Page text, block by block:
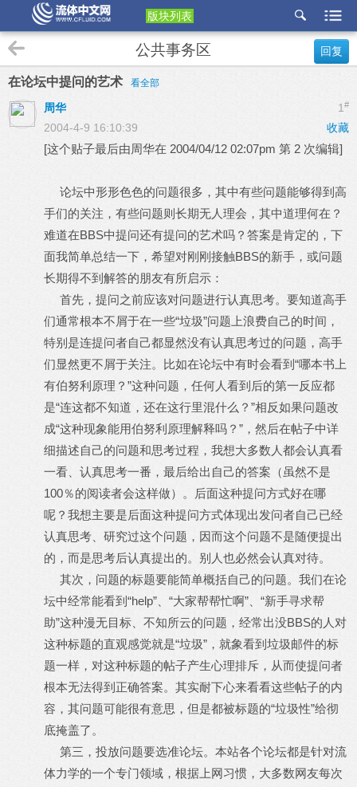
版块列表
etu
p
回复
公共事务区
在论坛中提问的艺术 看全部
1 #
周华
收藏
2004-4-9 16:10:39
[这个贴子最后由周华在 2004/04/12 02:07pm 第 2 次编辑]
论坛中形形色色的问题很多，其中有些问题能够得到高
手们的关注，有些问题则长期无人理会，其中道理何在？
难道在BBS中提问还有提问的艺术吗？答案是肯定的，下
面我简单总结一下，希望对刚刚接触BBS的新手，或问题
长期得不到解答的朋友有所启示：
首先，提问之前应该对问题进行认真思考。要知道高手
们通常根本不屑于在一些“垃圾”问题上浪费自己的时间，
特别是连提问者自己都显然没有认真思考过的问题，高手
们显然更不屑于关注。比如在论坛中有时会看到“哪本书上
有伯努利原理？”这种问题，任何人看到后的第一反应都
是“连这都不知道，还在这行里混什么？”相反如果问题改
成“这种现象能用伯努利原理解释吗？”，然后在帖子中详
细描述自己的问题和思考过程，我想大多数人都会认真看
一看、认真思考一番，最后给出自己的答案（虽然不是
100％的阅读者会这样做）。后面这种提问方式好在哪
呢？我想主要是后面这种提问方式体现出发问者自己已经
认真思考、研究过这个问题，因而这个问题不是随便提出
的，而是思考后认真提出的。别人也必然会认真对待。
其次，问题的标题要能简单概括自己的问题。我们在论
坛中经常能看到“help”、“大家帮帮忙啊”、“新手寻求帮
助”这种漫无目标、不知所云的问题，经常出没BBS的人对
这种标题的直观感觉就是“垃圾”，就象看到垃圾邮件的标
题一样，对这种标题的帖子产生心理排斥，从而使提问者
根本无法得到正确答案。其实耐下心来看看这些帖子的内
容，其问题可能很有意思，但是都被标题的“垃圾性”给彻
底掩盖了。
第三，投放问题要选准论坛。本站各个论坛都是针对流
体力学的一个专门领域，根据上网习惯，大多数网友每次